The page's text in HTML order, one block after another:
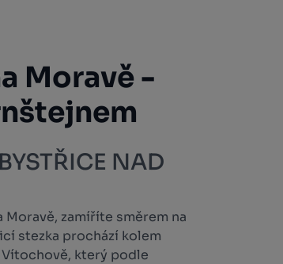
Moravě -
NAD
zamíříte směrem na
stezka prochází kolem
který podle